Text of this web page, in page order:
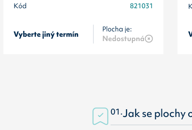
Kód
821031
Vyberte jiný termín Plocha je:
Nedostupná
01.Jak se plochy